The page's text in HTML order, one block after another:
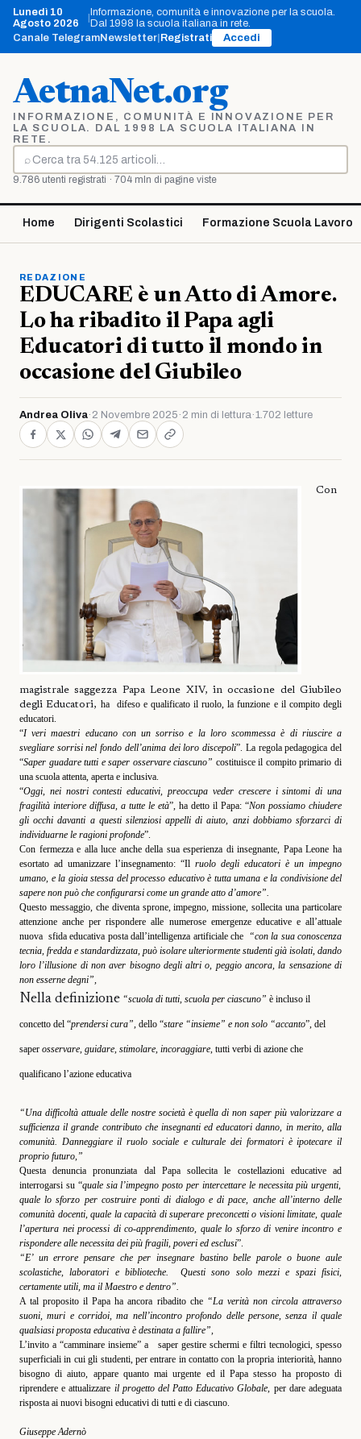
Vai
contenuto
Lunedì 10
Agosto 2026
Informazione, comunità e innovazione per la scuola.
Dal 1998 la scuola italiana in rete.
Canale TelegramNewsletter Registrati Accedi
AetnaNet.org
INFORMAZIONE, COMUNITÀ E INNOVAZIONE PER
LA SCUOLA. DAL 1998 LA SCUOLA ITALIANA IN
RETE.
⌕
Cerca
9.786 utenti registrati · 704 mln di pagine viste
Home Dirigenti Scolastici Formazione Scuola Lavoro
REDAZIONE
EDUCARE è un Atto di Amore.
Lo ha ribadito il Papa agli
Educatori di tutto il mondo in
occasione del Giubileo
Andrea Oliva· 2 Novembre 2025 · 2 min di lettura·1.702 letture
Con
magistrale saggezza Papa Leone XIV, in occasione del Giubileo
degli Educatori, ha difesoe qualificato il ruolo, la funzione e il compito degli
educatori.
“I veri maestri educano con un sorriso e la loro scommessa è di riuscire a
svegliare sorrisi nel fondo dell’anima dei loro discepoli”. La regola pedagogica del
“Saper guadare tutti e saper osservare ciascuno” costituisce il compito primario di
una scuola attenta, aperta e inclusiva.
“Oggi, nei nostri contesti educativi, preoccupa veder crescere i sintomi di una
fragilità interiore diffusa, a tutte le età”, ha detto il Papa: “Non possiamo chiudere
gli occhi davanti a questi silenziosi appelli di aiuto, anzi dobbiamo sforzarci di
individuarne le ragioni profonde”.
Con fermezza e alla luce anche della sua esperienza di insegnante, Papa Leone ha
esortato ad umanizzare l’insegnamento: “Il ruolo degli educatori è un impegno
umano, e la gioia stessa del processo educativo è tutta umana e la condivisione del
sapere non può che configurarsi come un grande atto d’amore”.
Questo messaggio,che diventa sprone, impegno, missione, sollecita una particolare
attenzione anche per risponderealle numeroseemergenze educative e all’attuale
nuova sfidaeducativa posta dall’intelligenza artificiale che “con la sua conoscenza
tecnia, fredda e standardizzata, può isolare ulteriormente studenti già isolati, dando
loro l’illusione di non aver bisogno degli altri o, peggio ancora, la sensazione di
non esserne degni”,
Nella definizione “scuola di tutti, scuola per ciascuno” è incluso il
concetto del “prendersi cura”, dello “stare “insieme” e non solo “accanto”, del
saper osservare, guidare, stimolare, incoraggiare, tutti verbi di azione che
qualificano l’azione educativa
“Una difficoltà attuale delle nostre società è quella di non saper più valorizzare a
sufficienza il grande contributo che insegnantied educatori danno, in merito, alla
comunità. Danneggiare il ruolo sociale e culturale dei formatori è ipotecare il
proprio futuro,”
Questa denuncia pronunziata dal Papasollecita le costellazioni educative ad
interrogarsi su “quale sia l’impegno posto per intercettare le necessita più urgenti,
quale lo sforzo per costruire ponti di dialogo e di pace, anche all’interno delle
comunità docenti, quale la capacità di superare preconcetti o visioni limitate, quale
l’apertura nei processi di co-apprendimento, quale lo sforzo di venire incontro e
rispondere alle necessita dei più fragili, poveri ed esclusi”.
“E’ un errore pensare che per insegnare bastino belle parole o buone aule
scolastiche, laboratori e biblioteche.
Questi sono solo mezzi e spazi fisici,
certamente utili, ma il Maestro e dentro”.
A tal proposito il Papa ha ancora ribadito che “La verità non circola attraverso
suoni, muri e corridoi, ma nell’incontro profondo delle persone, senza il quale
qualsiasi proposta educativa è destinata a fallire”,
L’invito a “camminare insieme” a saper gestire schermi e filtri tecnologici, spesso
superficiali in cui gli studenti, per entrare in contatto con la propria interiorità, hanno
bisogno di aiuto, appare quanto mai urgente ed il Papa stesso ha proposto di
riprendere e attualizzare il progetto del Patto Educativo Globale, per dare adeguata
risposta ai nuovi bisogni educativi di tutti e di ciascuno.
Giuseppe Adernò